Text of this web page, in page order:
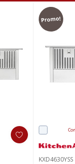
Promo!
KXD4630YSS